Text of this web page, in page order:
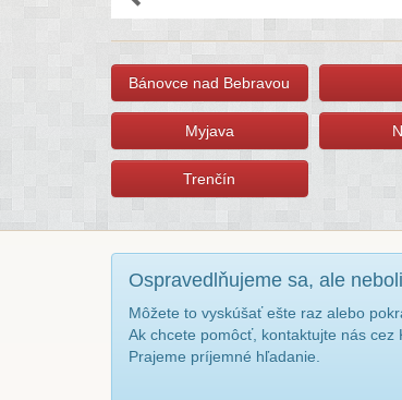
Bánovce nad Bebravou
Myjava
Trenčín
Ospravedlňujeme sa, ale
Môžete to vyskúšať ešte raz alebo
Ak chcete pomôcť, kontaktujte nás cez
Prajeme príjemné hľadanie.